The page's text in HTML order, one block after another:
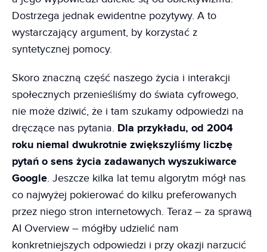
Dostrzega jednak ewidentne pozytywy. A to
wystarczający argument, by korzystać z
syntetycznej pomocy.
Skoro znaczną część naszego życia i interakcji
społecznych przenieśliśmy do świata cyfrowego,
nie może dziwić, że i tam szukamy odpowiedzi na
dręczące nas pytania. Dla przykładu, od 2004
roku niemal dwukrotnie zwiększyliśmy liczbę
pytań o sens życia zadawanych wyszukiwarce
Google. Jeszcze kilka lat temu algorytm mógł nas
co najwyżej pokierować do kilku preferowanych
przez niego stron internetowych. Teraz – za sprawą
AI Overview – mógłby udzielić nam
konkretniejszych odpowiedzi i przy okazji narzucić